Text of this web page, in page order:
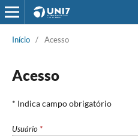
Início / Acesso
Acesso
* Indica campo obrigatório
Usuário *